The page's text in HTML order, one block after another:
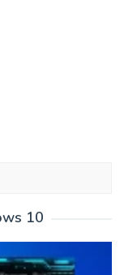
10